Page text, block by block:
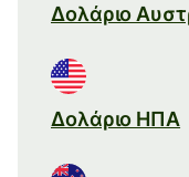
Δολάριο
Δολάριο ΗΠΑ